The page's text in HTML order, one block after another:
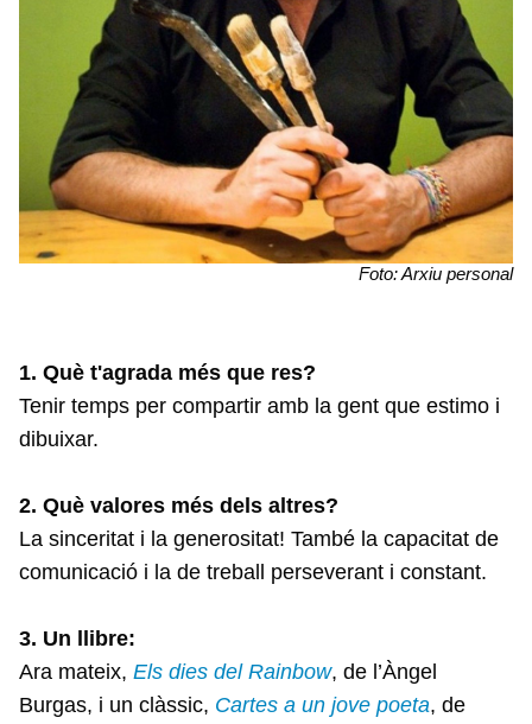
Foto: Arxiu personal
1. Què t'agrada més que res?
Tenir temps per compartir amb la gent que estimo i
dibuixar.
2. Què valores més dels altres?
La sinceritat i la generositat! També la capacitat de
comunicació i la de treball perseverant i constant.
3. Un llibre:
Ara mateix, Els dies del Rainbow, de l’Àngel
Burgas, i un clàssic, Cartes a un jove poeta, de